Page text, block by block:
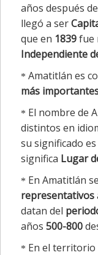
años después
llegó a ser
que en 1839fue
Independiente
Amatitlán es
más
El nombre de
distintos en
su significado es
significa Lugar
En Amatitlán
representativos
datan del
años 500-800
En el territorio